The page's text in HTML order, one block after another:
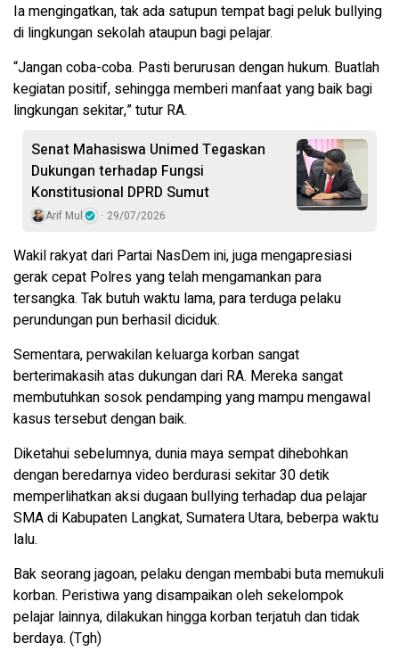
Ia mengingatkan, tak ada satupun tempat bagi peluk bullying
di lingkungan sekolah ataupun bagi pelajar.
“Jangan coba-coba. Pasti berurusan dengan hukum. Buatlah
kegiatan positif, sehingga memberi manfaat yang baik bagi
lingkungan sekitar,” tutur RA.
Senat Mahasiswa Unimed Tegaskan
Dukungan terhadap Fungsi
Konstitusional DPRD Sumut
Arif Mul 29/07/2026
Wakil rakyat dari Partai NasDem ini, juga mengapresiasi
gerak cepat Polres yang telah mengamankan para
tersangka. Tak butuh waktu lama, para terduga pelaku
perundungan pun berhasil diciduk.
Sementara, perwakilan keluarga korban sangat
berterimakasih atas dukungan dari RA. Mereka sangat
membutuhkan sosok pendamping yang mampu mengawal
kasus tersebut dengan baik.
Diketahui sebelumnya, dunia maya sempat dihebohkan
dengan beredarnya video berdurasi sekitar 30 detik
memperlihatkan aksi dugaan bullying terhadap dua pelajar
SMA di Kabupaten Langkat, Sumatera Utara, beberpa waktu
lalu.
Bak seorang jagoan, pelaku dengan membabi buta memukuli
korban. Peristiwa yang disampaikan oleh sekelompok
pelajar lainnya, dilakukan hingga korban terjatuh dan tidak
berdaya. (Tgh)